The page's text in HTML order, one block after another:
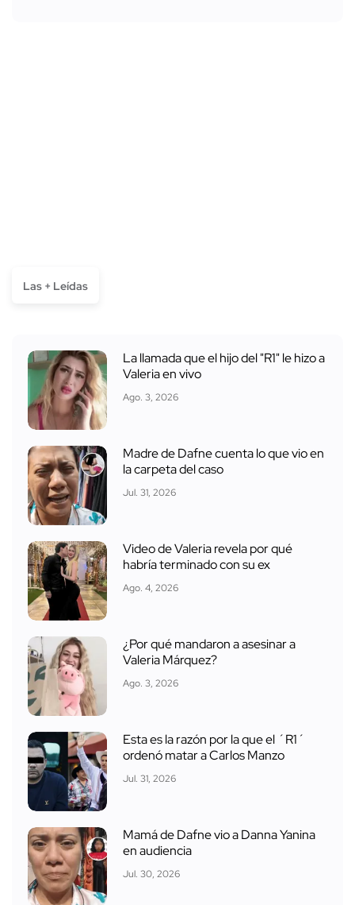
Las + Leídas
La llamada que el hijo del "R1" le hizo a
Valeria en vivo
Ago. 3, 2026
Madre de Dafne cuenta lo que vio en
la carpeta del caso
Jul. 31, 2026
Video de Valeria revela por qué
habría terminado con su ex
Ago. 4, 2026
¿Por qué mandaron a asesinar a
Valeria Márquez?
Ago. 3, 2026
Esta es la razón por la que el ´R1´
ordenó matar a Carlos Manzo
Jul. 31, 2026
Mamá de Dafne vio a Danna Yanina
en audiencia
Jul. 30, 2026